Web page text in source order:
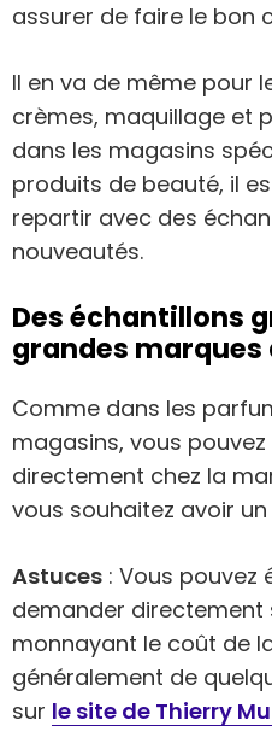
assurer de faire le bon
Il en va de même pour
crèmes, maquillage et
dans les magasins
produits de beauté, il
repartir avec des
nouveautés.
Des échantillons
grandes
Comme dans les
magasins, vous
directement chez la
vous souhaitez avoir
Astuces : Vous pouvez
demander directement
monnayant le coût de
généralement de
sur le site de Thierry